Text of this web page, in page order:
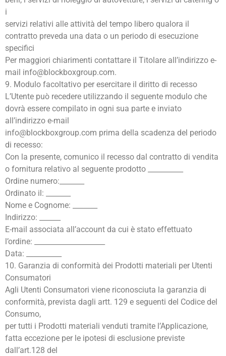
i
servizi relativi alle attività del tempo libero qualora il
contratto preveda una data o un periodo di esecuzione
specifici
Per maggiori chiarimenti contattare il Titolare all’indirizzo e-
mail info@blockboxgroup.com.
9. Modulo facoltativo per esercitare il diritto di recesso
L’Utente può recedere utilizzando il seguente modulo che
dovrà essere compilato in ogni sua parte e inviato
all’indirizzo e-mail
info@blockboxgroup.com prima della scadenza del periodo
di recesso:
Con la presente, comunico il recesso dal contratto di vendita
o fornitura relativo al seguente prodotto __________
Ordine numero:_______
Ordinato il: _______
Nome e Cognome: _______
Indirizzo: ______
E-mail associata all’account da cui è stato effettuato
l’ordine: ____________________
Data: __________
10. Garanzia di conformità dei Prodotti materiali per Utenti
Consumatori
Agli Utenti Consumatori viene riconosciuta la garanzia di
conformità, prevista dagli artt. 129 e seguenti del Codice del
Consumo,
per tutti i Prodotti materiali venduti tramite l’Applicazione,
fatta eccezione per le ipotesi di esclusione previste
dall’art.128 del